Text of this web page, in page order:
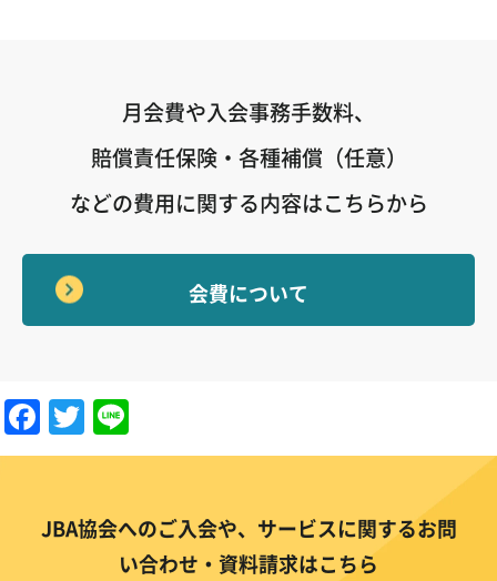
月会費や入会事務手数料、
賠償責任保険・各種補償（任意）
などの費用に関する内容はこちらから
会費について
Facebook
Twitter
JBA協会へのご入会や、サービスに関するお問
い合わせ・資料請求はこちら